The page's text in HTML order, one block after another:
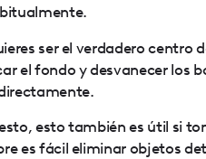
ser el verdadero
el fondo y desvanecer los
esto también es útil si
es fácil eliminar objetos